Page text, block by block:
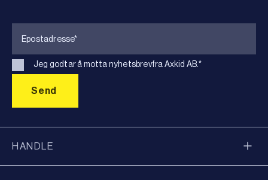
Jeg godtar å motta nyhetsbrevfra Axkid AB.*
HANDLE